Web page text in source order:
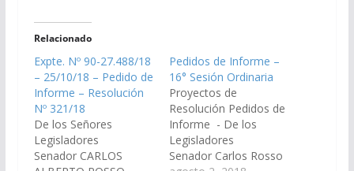
Relacionado
Expte. Nº 90-27.488/18
– 25/10/18 – Pedido de
Informe – Resolución
Nº 321/18
De los Señores
Legisladores
Senador CARLOS
Pedidos de Informe –
16° Sesión Ordinaria
Proyectos de
Resolución Pedidos de
Informe - De los
Legisladores
Senador Carlos Rosso